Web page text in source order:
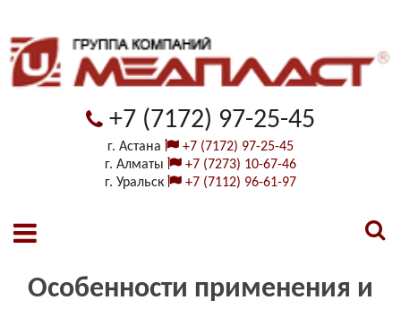
+7 (7172) 97-25-45
г. Астана
+7 (7172) 97-25-45
г. Алматы
+7 (7273) 10-67-46
г. Уральск
+7 (7112) 96-61-97
Особенности применения и